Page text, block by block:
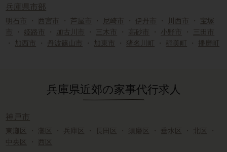
兵庫県市部
明石市 ・ 西宮市 ・ 芦屋市 ・ 尼崎市 ・ 伊丹市 ・ 川西市 ・ 宝塚
・ 姫路市 ・ 加古川市 ・ 三木市 ・ 高砂市 ・ 小野市 ・
三田市
・ 加西市 ・ 丹波篠山市 ・ 加東市 ・ 猪名川町 ・ 稲美町 ・ 播磨町
兵庫県近郊の家事代行求人
神戸市
東灘区 ・ 灘区 ・ 兵庫区 ・ 長田区 ・ 須磨区 ・ 垂水区 ・ 北区
・
中央区
・ 西区